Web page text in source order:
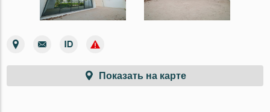
Показать на карте